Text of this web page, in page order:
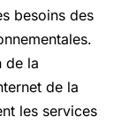
besoins des
de la
de la
les services